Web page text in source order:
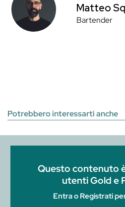
Matteo
Bartender
Potrebbero interessarti anche
Questo contenuto
utenti Gold e
Entra o Registrati